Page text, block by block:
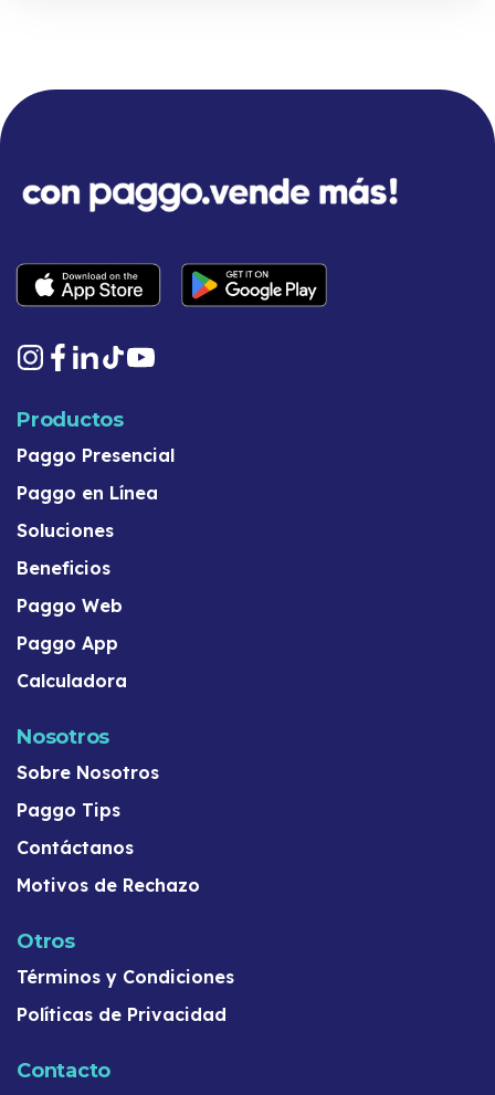
Productos
Paggo Presencial
Paggo en Línea
Soluciones
Beneficios
Paggo Web
Paggo App
Calculadora
Nosotros
Sobre Nosotros
Paggo Tips
Contáctanos
Motivos de Rechazo
Otros
Términos y Condiciones
Políticas de Privacidad
Contacto